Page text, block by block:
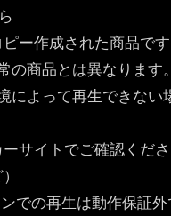
ー作成された商品です
商品とは異なります。
によって再生できない
サイトでご確認くだ
の再生は動作保証外